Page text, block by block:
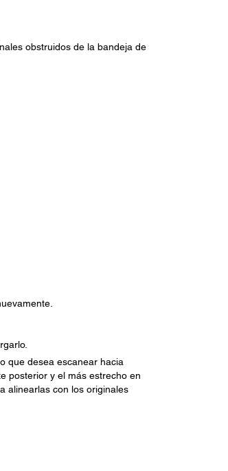
obstruidos de la bandeja de
que desea escanear hacia
posterior y el más estrecho en
alinearlas con los originales